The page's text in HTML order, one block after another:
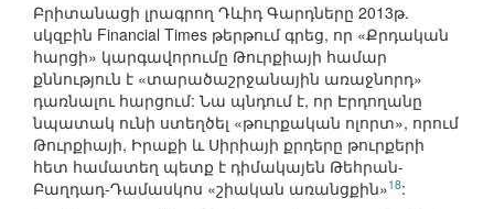
Բրիտանացի լրագրող Դևիդ Գարդները 2013թ.
սկզբին Financial Times թերթում գրեց, որ «Քրդական
հարցի» կարգավորումը Թուրքիայի համար
քննություն է «տարածաշրջանային առաջնորդ»
դառնալու հարցում: Նա պնդում է, որ Էրդողանը
նպատակ ունի ստեղծել «թուրքական ոլորտ», որում
Թուրքիայի, Իրաքի և Սիրիայի քրդերը թուրքերի
հետ համատեղ պետք է դիմակայեն Թեհրան-
Բաղդադ-Դամասկոս «շիական առանցքին»18: